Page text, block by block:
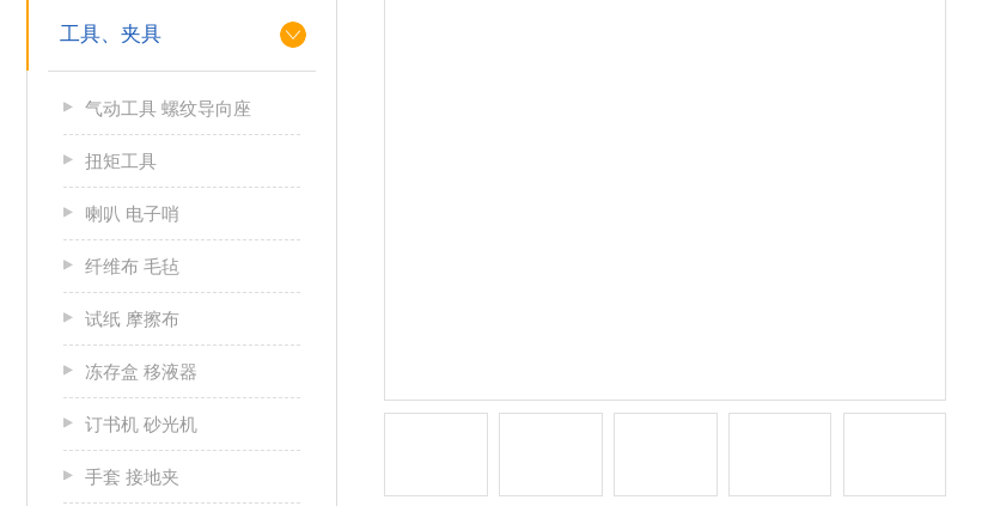
工具、夹具
气动工具 螺纹导向座
扭矩工具
喇叭 电子哨
纤维布 毛毡
试纸 摩擦布
冻存盒 移液器
订书机 砂光机
手套 接地夹